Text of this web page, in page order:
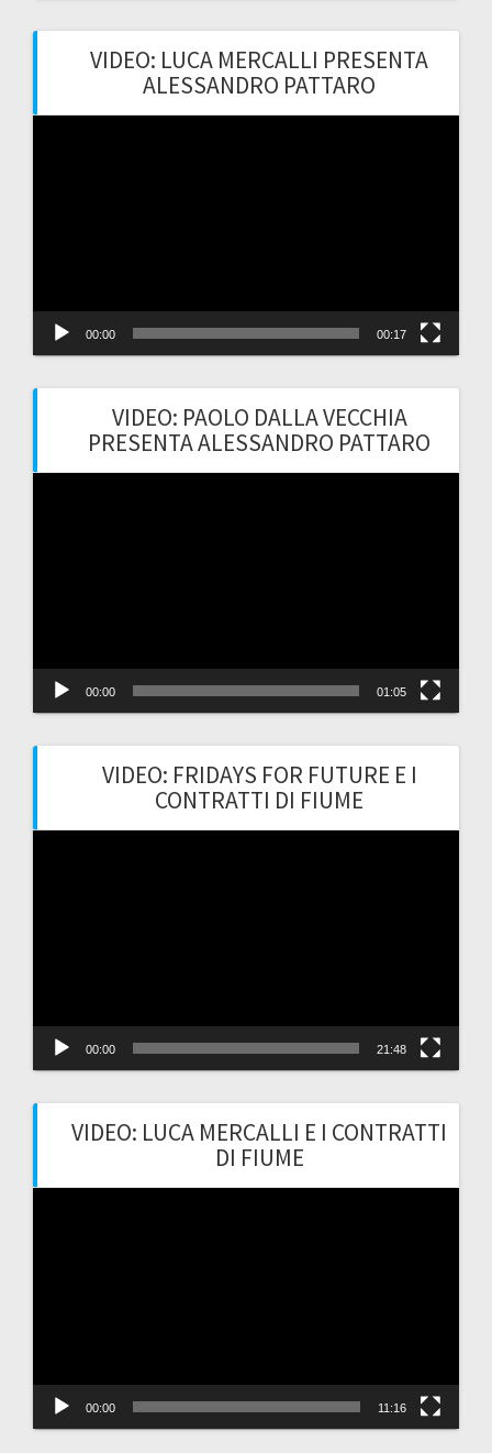
VIDEO: LUCA MERCALLI PRESENTA
ALESSANDRO PATTARO
00:00 00:17
VIDEO: PAOLO DALLA VECCHIA
PRESENTA ALESSANDRO PATTARO
00:00 01:05
VIDEO: FRIDAYS FOR FUTURE E I
CONTRATTI DI FIUME
00:00 21:48
VIDEO: LUCA MERCALLI E I CONTRATTI
DI FIUME
00:00 11:16